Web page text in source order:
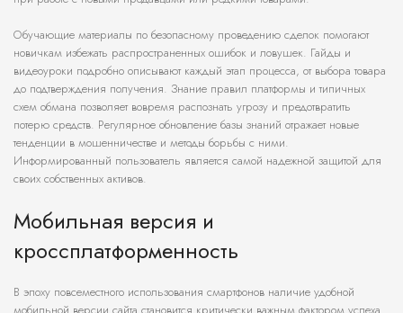
Обучающие материалы по безопасному проведению сделок помогают
новичкам избежать распространенных ошибок и ловушек. Гайды и
видеоуроки подробно описывают каждый этап процесса, от выбора товара
до подтверждения получения. Знание правил платформы и типичных
схем обмана позволяет вовремя распознать угрозу и предотвратить
потерю средств. Регулярное обновление базы знаний отражает новые
тенденции в мошенничестве и методы борьбы с ними.
Информированный пользователь является самой надежной защитой для
своих собственных активов.
Мобильная версия и
кроссплатформенность
В эпоху повсеместного использования смартфонов наличие удобной